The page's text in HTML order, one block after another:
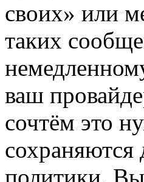
своих» или
таких
ваш
сочтём это
сохраняются
политики. Вы